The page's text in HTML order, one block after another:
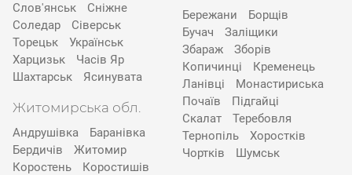
Слов'янськ
Сніжне
Соледар
Сіверськ
Торецьк
Українськ
Харцизьк
Часів Яр
Шахтарськ
Ясинувата
Житомирська обл.
Андрушівка
Баранівка
Бердичів
Житомир
Коростень
Коростишів
Бережани
Борщів
Бучач
Заліщики
Збараж
Зборів
Копичинці
Кременець
Ланівці
Монастириська
Почаїв
Підгайці
Скалат
Теребовля
Тернопіль
Хоростків
Чортків
Шумськ